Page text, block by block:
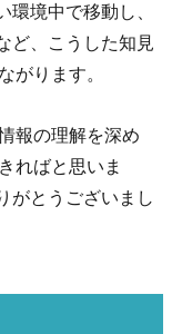
境中で移動し、
ど、こうした知見
がります。
報の理解を深め
ればと思いま
がとうございまし